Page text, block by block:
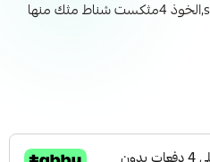
RE2شورت البابي و التيشيرت،كاب s3,الخوذ 4مثكست شناط مثك منها